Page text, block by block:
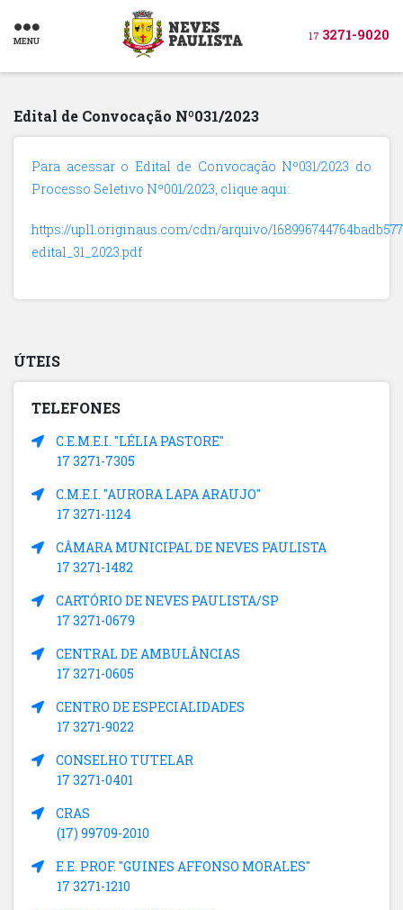
MENU 17 3271-9020
Edital de Convocação Nº031/2023
Para acessar o Edital de Convocação Nº031/2023 do
Processo Seletivo Nº001/2023, clique aqui:
https://upl1.originaus.com/cdn/arquivo/
edital_31_2023.pdf
ÚTEIS
TELEFONES
C.E.M.E.I. "LÉLIA PASTORE"
17 3271-7305
C.M.E.I. "AURORA LAPA ARAUJO"
17 3271-1124
CÂMARA MUNICIPAL DE NEVES PAULISTA
17 3271-1482
CARTÓRIO DE NEVES PAULISTA/SP
17 3271-0679
CENTRAL DE AMBULÂNCIAS
17 3271-0605
CENTRO DE ESPECIALIDADES
17 3271-9022
CONSELHO TUTELAR
17 3271-0401
CRAS
(17) 99709-2010
E.E. PROF. "GUINES AFFONSO MORALES"
17 3271-1210